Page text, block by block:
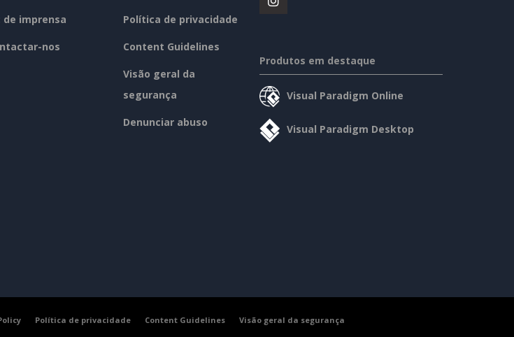
de imprensa
nos
Política de privacidade
Content Guidelines
Visão geral da
segurança
Denunciar abuso
Produtos em destaque
Visual Paradigm Online
Visual Paradigm Desktop
Política de privacidade Content Guidelines Visão geral da segurança